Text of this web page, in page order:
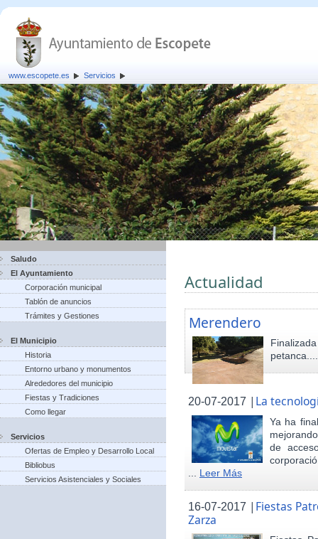
www.escopete.es Servicios
Saludo
El Ayuntamiento
Corporación municipal
Tablón de anuncios
Trámites y Gestiones
El Municipio
Historia
Entorno urbano y monumentos
Alrededores del municipio
Fiestas y Tradiciones
Como llegar
Servicios
Ofertas de Empleo y Desarrollo Local
Bibliobus
Servicios Asistenciales y Sociales
Actualidad
Merendero
20-07-2017 | La
Ya ha
de
Leer Más
16-07-2017 | Fiestas
Zarza